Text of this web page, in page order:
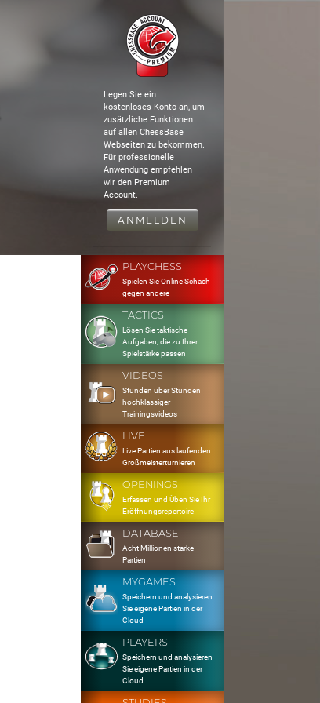
Legen Sie ein
kostenloses Konto an, um
zusätzliche Funktionen
auf allen ChessBase
Webseiten zu bekommen.
Für professionelle
Anwendung empfehlen
wir den Premium
Account.
ANMELDEN
PLAYCHESS
Spielen Sie Online Schach
gegen andere
TACTICS
Lösen Sie taktische
Aufgaben, die zu Ihrer
Spielstärke passen
VIDEOS
Stunden über Stunden
hochklassiger
Trainingsvideos
LIVE
Live Partien aus laufenden
Großmeisterturnieren
OPENINGS
Erfassen und Üben Sie Ihr
Eröffnungsrepertoire
DATABASE
Acht Millionen starke
Partien
MYGAMES
Speichern und analysieren
Sie eigene Partien in der
Cloud
PLAYERS
Speichern und analysieren
Sie eigene Partien in der
Cloud